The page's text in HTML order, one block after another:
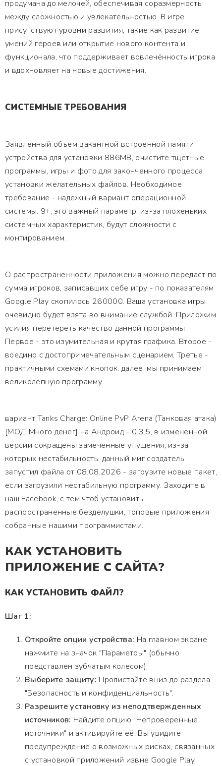
продумана до мелочей, обеспечивая соразмерность
между сложностью и увлекательностью. В игре
присутствуют уровни развития, такие как развитие
умений героев или открытие нового контента и
функционала, что поддерживает вовлечённость игрока
и вдохновляет на новые достижения.
СИСТЕМНЫЕ ТРЕБОВАНИЯ
Заявленный объем вакантной встроенной памяти
устройства для установки 886MB, очистите тщетные
программы, игры и фото для законченного процесса
установки желательных файлов. Необходимое
требование - надежный вариант операционной
системы. 9+, это важный параметр, из-за плохеньких
системных характеристик, будут сложности с
монтированием.
О распространенности приложения можно передаст по
сумма игроков, записавших себе игру - по показателям
Google Play скопилось 260000. Ваша установка игры
очевидно будет взята во внимание службой. Приложим
усилия перетереть качество данной программы.
Первое - это изумительная и крутая графика. Второе -
воедино с достопримечательным сценарием. Третье -
практичными схемами кнопок. далее, мы принимаем
великолепную программу.
вариант Tanks Charge: Online PvP Arena (Танковая атака)
[МОД Много денег] на Андроид - 0.3.5, в измененной
версии сокращены замеченные упущения, из-за
которых нестабильность. данный миг создатель
запустил файла от 08.08.2026 - загрузите новые пакет,
если загрузили нестабильную программу. Заходите в
наш Facebook, с тем чтоб установить
распространенные безделушки, топовые приложения
собранные нашими программистами.
КАК УСТАНОВИТЬ
ПРИЛОЖЕНИЕ С САЙТА?
КАК УСТАНОВИТЬ ФАЙЛ?
Шаг 1:
Откройте опции устройства: На главном экране
нажмите на значок "Параметры" (обычно
представлен зубчатым колесом).
Выберите защиту: Пролистайте вниз до раздела
"Безопасность и конфиденциальность".
Разрешите установку из неподтвержденных
источников: Найдите опцию "Непроверенные
источники" и активируйте её. Вы увидите
предупреждение о возможных рисках, связанных
с установкой приложений извне Google Play